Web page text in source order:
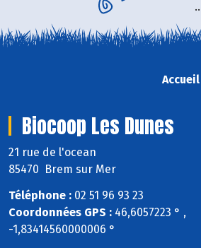
Accueil
Biocoop Les Dunes
21 rue de l'ocean
85470 Brem sur Mer
Téléphone : 02 51 96 93 23
Coordonnées GPS : 46,6057223 ° ,
-1,83414560000006 °